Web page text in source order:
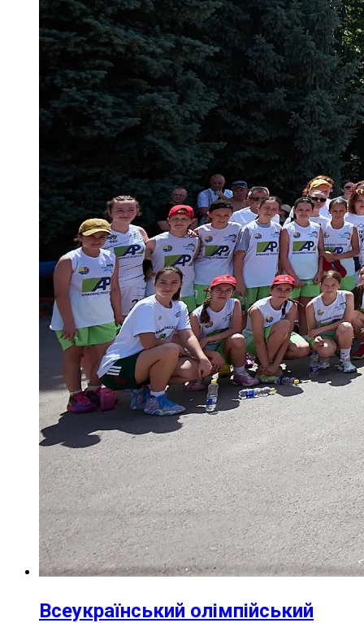
Всеукраїнський олімпійський